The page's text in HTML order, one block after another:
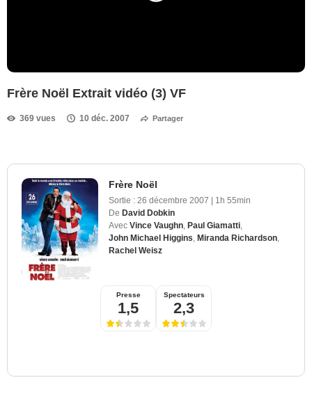
Frère Noël Extrait vidéo (3) VF
369 vues 10 déc. 2007 Partager
Frère Noël
Sortie : 26 décembre 2007 | 1h 55min
De David Dobkin
Avec Vince Vaughn Paul Giamatti
John Michael Higgins Miranda Richardson
Rachel Weisz
Presse
1,5
Spectateurs
2,3